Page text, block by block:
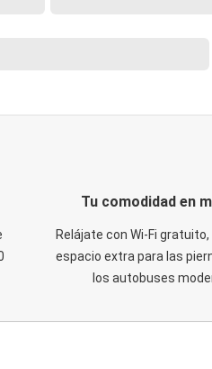
Tu comodidad en
Relájate con Wi-Fi
espacio extra para las
los autobuses